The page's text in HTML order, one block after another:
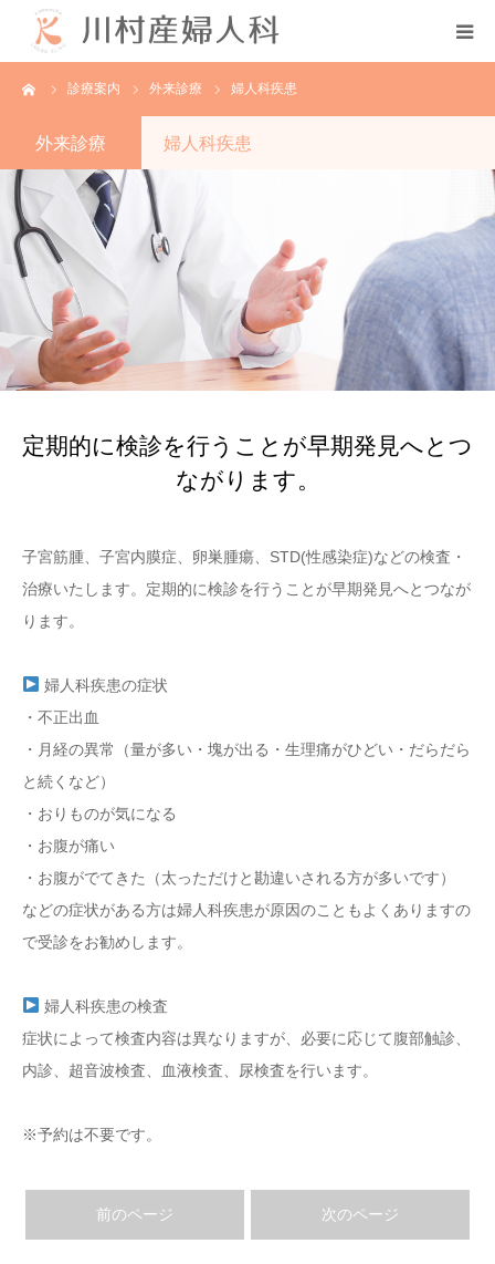
診療案内 外来診療 婦人科疾患
外来診療 婦人科疾患
定期的に検診を行うことが早期発見へとつ
ながります。
子宮筋腫、子宮内膜症、卵巣腫瘍、STD(性感染症)などの検査・
治療いたします。定期的に検診を行うことが早期発見へとつなが
ります。
婦人科疾患の症状
・不正出血
・月経の異常（量が多い・塊が出る・生理痛がひどい・だらだら
と続くなど）
・おりものが気になる
・お腹が痛い
・お腹がでてきた（太っただけと勘違いされる方が多いです）
などの症状がある方は婦人科疾患が原因のこともよくありますの
で受診をお勧めします。
婦人科疾患の検査
症状によって検査内容は異なりますが、必要に応じて腹部触診、
内診、超音波検査、血液検査、尿検査を行います。
※予約は不要です。
前のページ 次のページ
初めての方へ
当院について
診療案内
各種教室
採用情報